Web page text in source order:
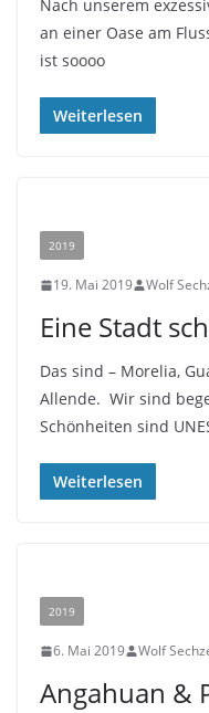
Nach unserem
an einer Oase am
ist soooo
Weiterlesen
2019
19. Mai 2019 Wolf
Eine Stadt
Das sind – Morelia,
Allende. Wir sind
Schönheiten sind
Weiterlesen
2019
6. Mai 2019 Wolf
Angahuan &